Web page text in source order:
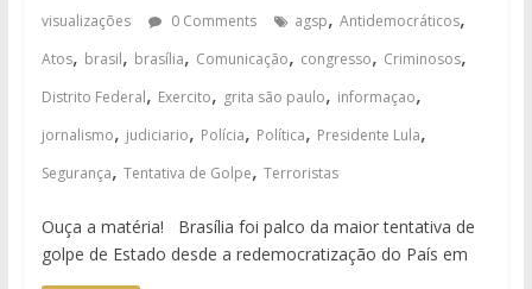
visualizações
0 Comments agsp, Antidemocráticos,
Atos, brasil, brasília, Comunicação, congresso, Criminosos,
Distrito Federal, Exercito, grita são paulo, informaçao,
jornalismo, judiciario, Polícia, Política, Presidente Lula,
Segurança, Tentativa de Golpe, Terroristas
Ouça a matéria! Brasília foi palco da maior tentativa de
golpe de Estado desde a redemocratização do País em